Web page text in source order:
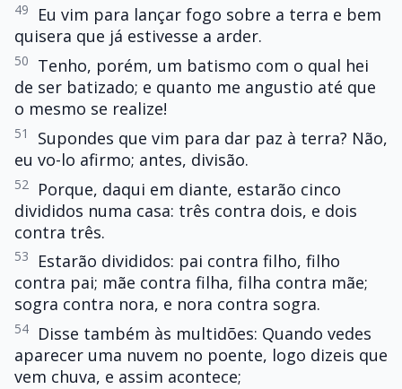
49
Eu vim para lançar fogo sobre a terra e bem
quisera que já estivesse a arder.
50
Tenho, porém, um batismo com o qual hei
de ser batizado; e quanto me angustio até que
o mesmo se realize!
51
Supondes que vim para dar paz à terra? Não,
eu vo-lo afirmo; antes, divisão.
52
Porque, daqui em diante, estarão cinco
divididos numa casa: três contra dois, e dois
contra três.
53
Estarão divididos: pai contra filho, filho
contra pai; mãe contra filha, filha contra mãe;
sogra contra nora, e nora contra sogra.
54
Disse também às multidões: Quando vedes
aparecer uma nuvem no poente, logo dizeis que
vem chuva, e assim acontece;